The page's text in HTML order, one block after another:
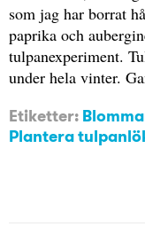
som jag har borrat
paprika och
tulpanexperiment.
under hela vinter.
Etiketter:
Plantera